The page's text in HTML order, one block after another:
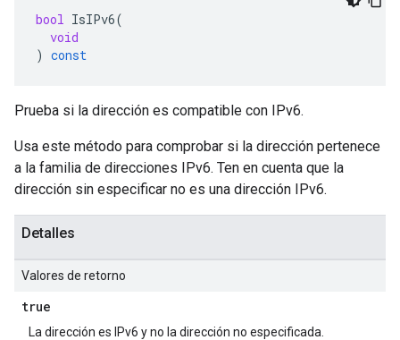
bool IsIPv6(
void
) const
Prueba si la dirección es compatible con IPv6.
Usa este método para comprobar si la dirección pertenece
a la familia de direcciones IPv6. Ten en cuenta que la
dirección sin especificar no es una dirección IPv6.
Detalles
Valores de retorno
true
La dirección es IPv6 y no la dirección no especificada.